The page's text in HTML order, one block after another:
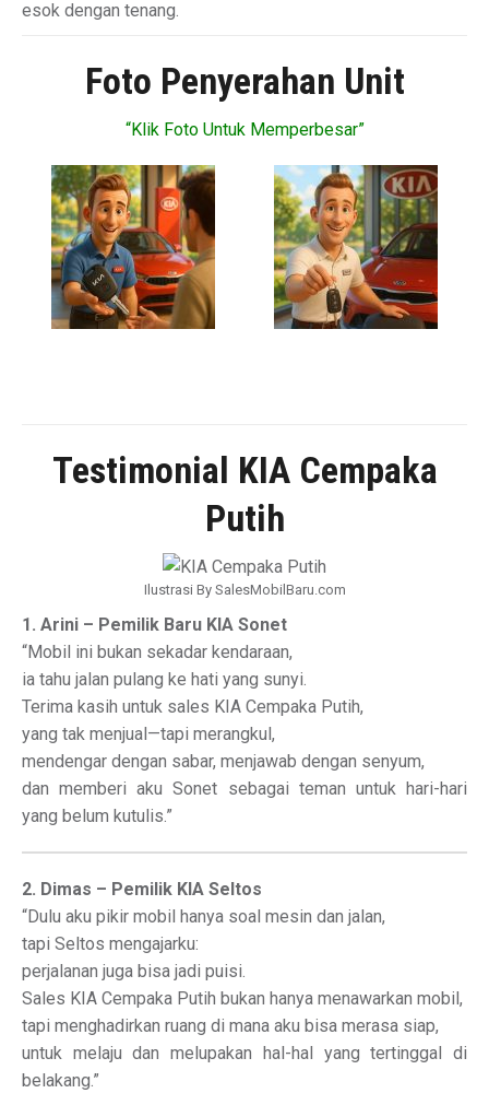
esok dengan tenang.
Foto Penyerahan Unit
“Klik Foto Untuk Memperbesar”
Testimonial KIA Cempaka
Putih
Ilustrasi By SalesMobilBaru.com
1. Arini – Pemilik Baru KIA Sonet
“Mobil ini bukan sekadar kendaraan,
ia tahu jalan pulang ke hati yang sunyi.
Terima kasih untuk sales KIA Cempaka Putih,
yang tak menjual—tapi merangkul,
mendengar dengan sabar, menjawab dengan senyum,
dan memberi aku Sonet sebagai teman untuk hari-hari
yang belum kutulis.”
2. Dimas – Pemilik KIA Seltos
“Dulu aku pikir mobil hanya soal mesin dan jalan,
tapi Seltos mengajarku:
perjalanan juga bisa jadi puisi.
Sales KIA Cempaka Putih bukan hanya menawarkan mobil,
tapi menghadirkan ruang di mana aku bisa merasa siap,
untuk melaju dan melupakan hal-hal yang tertinggal di
belakang.”